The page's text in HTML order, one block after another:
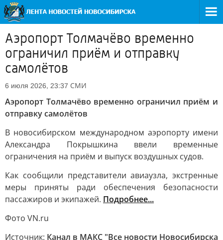
Аэропорт Толмачёво временно
ограничил приём и отправку
самолётов
6 июля 2026, 23:37 СМИ
Аэропорт Толмачёво временно ограничил приём и
отправку самолётов
В новосибирском международном аэропорту имени
Александра Покрышкина ввели временные
ограничения на приём и выпуск воздушных судов.
Как сообщили представители авиаузла, экстренные
меры приняты ради обеспечения безопасности
пассажиров и экипажей. Подробнее...
Фото VN.ru
Источник: Канал в МАКС "Все новости Новосибирска